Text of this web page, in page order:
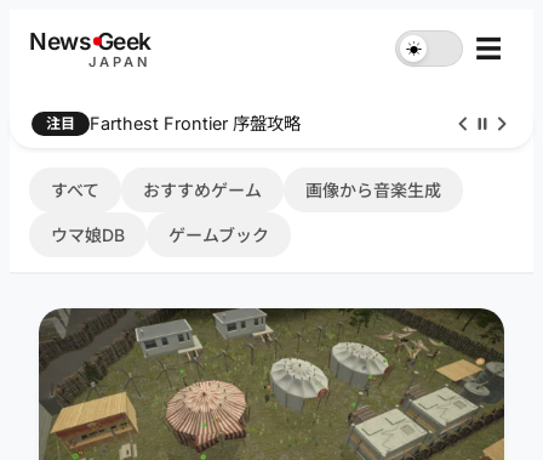
NewsGeek
JAPAN
☀︎ ☰
注目 Farthest Frontier 序盤攻略
すべて おすすめゲーム 画像から音楽生成
ウマ娘DB ゲームブック